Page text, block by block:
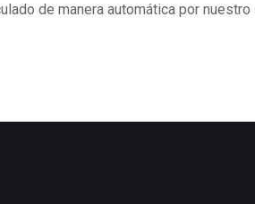
de manera automática por